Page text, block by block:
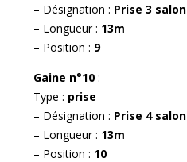
– Désignation : Prise 3 salon
– Longueur : 13m
– Position : 9
Gaine n°10 :
Type : prise
– Désignation : Prise 4 salon
– Longueur : 13m
– Position : 10